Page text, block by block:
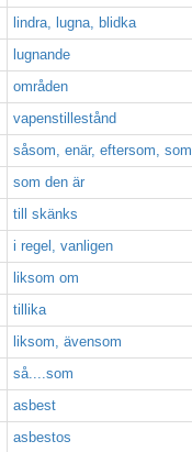
lindra, lugna, blidka
lugnande
områden
vapenstillestånd
såsom, enär, eftersom, som
som den är
till skänks
i regel, vanligen
liksom om
tillika
liksom, ävensom
så....som
asbest
asbestos